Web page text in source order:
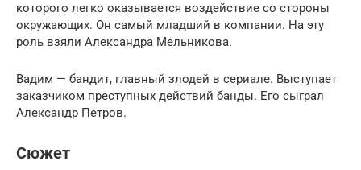
которого легко оказывается воздействие со стороны
окружающих. Он самый младший в компании. На эту
роль взяли Александра Мельникова.
Вадим — бандит, главный злодей в сериале. Выступает
заказчиком преступных действий банды. Его сыграл
Александр Петров.
Сюжет